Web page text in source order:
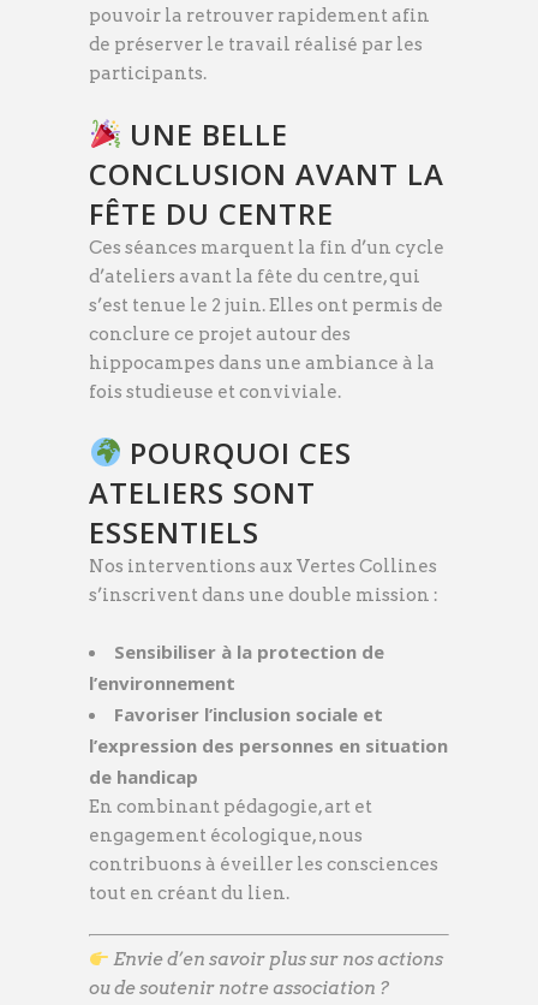
pouvoir la retrouver rapidement afin
de préserver le travail réalisé par les
participants.
UNE BELLE
CONCLUSION AVANT LA
FÊTE DU CENTRE
Ces séances marquent la fin d’un cycle
d’ateliers avant la fête du centre, qui
s’est tenue le 2 juin. Elles ont permis de
conclure ce projet autour des
hippocampes dans une ambiance à la
fois studieuse et conviviale.
POURQUOI CES
ATELIERS SONT
ESSENTIELS
Nos interventions aux Vertes Collines
s’inscrivent dans une double mission :
Sensibiliser à la protection de
l’environnement
Favoriser l’inclusion sociale et
l’expression des personnes en situation
de handicap
En combinant pédagogie, art et
engagement écologique, nous
contribuons à éveiller les consciences
tout en créant du lien.
Envie d’en savoir plus sur nos actions
ou de soutenir notre association ?